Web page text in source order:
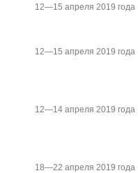
12—15 апреля 2019 года
12—15 апреля 2019 года
12—14 апреля 2019 года
18—22 апреля 2019 года